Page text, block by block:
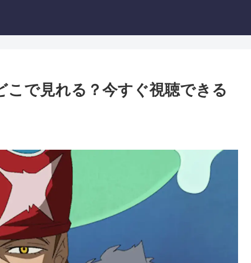
で見れる？今すぐ視聴できる